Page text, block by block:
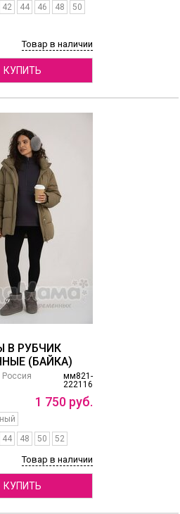
42 44 46 48
50
Товар в наличии
КУПИТЬ
В РУБЧИК
(БАЙКА)
мм821-
222116
1 750 руб.
44 48 50 52
Товар в наличии
КУПИТЬ